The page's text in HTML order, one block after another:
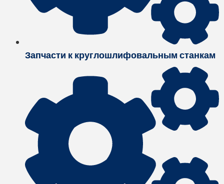
Запчасти к круглошлифовальным станкам